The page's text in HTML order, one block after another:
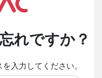
れですか？
入力してください。